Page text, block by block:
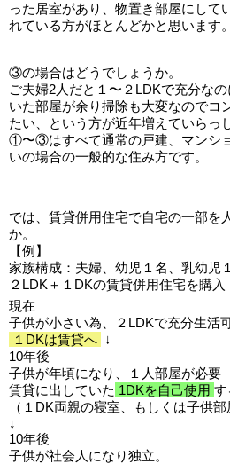
った居室があり、物置き部屋にして
れている方がほとんどかと思います。
③の場合はどうでしょうか。
ご夫婦2人だと１〜２LDKで充分な
いた部屋が余り掃除も大変なのでコ
たい、という方が近年増えていらっ
①〜③はすべて通常の戸建、マンシ
いの場合の一般的な住み方です。
では、賃貸併用住宅で自宅の一部を
か。
【例】
家族構成：夫婦、幼児１名、乳幼児
２LDK＋１DKの賃貸併用住宅を購入
現在
子供が小さい為、２LDKで充分生活
１DKは賃貸へ ↓
10年後
子供が年頃になり、１人部屋が必要
賃貸に出していた 1DKを自己使用 す
（１DK両親の寝室、もしくは子供部
↓
10年後
子供が社会人になり独立。